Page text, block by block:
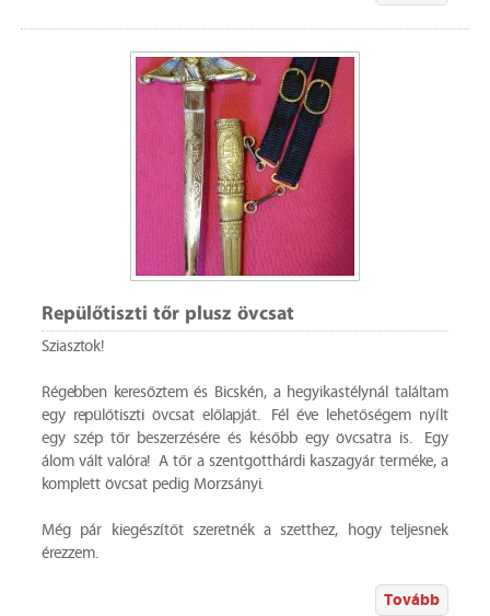
Repülőtiszti tőr plusz övcsat
Sziasztok!
Régebben keresőztem és Bicskén, a hegyikastélynál találtam
egy repülőtiszti övcsat előlapját. Fél éve lehetőségem nyílt
egy szép tőr beszerzésére és később egy övcsatra is. Egy
álom vált valóra! A tőr a szentgotthárdi kaszagyár terméke, a
komplett övcsat pedig Morzsányi.
Még pár kiegészítőt szeretnék a szetthez, hogy teljesnek
érezzem.
Tovább